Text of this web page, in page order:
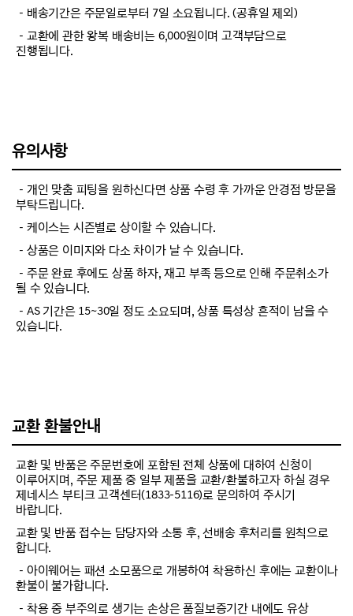
－배송기간은 주문일로부터 7일 소요됩니다. (공휴일 제외)
－교환에 관한 왕복 배송비는 6,000원이며 고객부담으로
진행됩니다.
유의사항
－개인 맞춤 피팅을 원하신다면 상품 수령 후 가까운 안경점 방문을
부탁드립니다.
－케이스는 시즌별로 상이할 수 있습니다.
－상품은 이미지와 다소 차이가 날 수 있습니다.
－주문 완료 후에도 상품 하자, 재고 부족 등으로 인해 주문취소가
될 수 있습니다.
－AS 기간은 15~30일 정도 소요되며, 상품 특성상 흔적이 남을 수
있습니다.
교환 환불안내
교환 및 반품은 주문번호에 포함된 전체 상품에 대하여 신청이
이루어지며, 주문 제품 중 일부 제품을 교환/환불하고자 하실 경우
제네시스 부티크 고객센터(1833-5116)로 문의하여 주시기
바랍니다.
교환 및 반품 접수는 담당자와 소통 후, 선배송 후처리를 원칙으로
합니다.
－아이웨어는 패션 소모품으로 개봉하여 착용하신 후에는 교환이나
환불이 불가합니다.
－착용 중 부주의로 생기는 손상은 품질보증기간 내에도 유상